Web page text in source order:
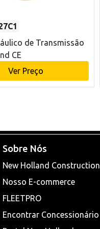
de Transmissão
CE
Ver Preço
Sobre Nós
New Holland Construction
Nosso E-commerce
FLEETPRO
Encontrar Concessionário